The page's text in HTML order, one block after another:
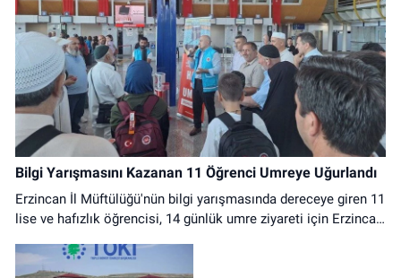
Bilgi Yarışmasını Kazanan 11 Öğrenci Umreye Uğurlandı
Erzincan İl Müftülüğü'nün bilgi yarışmasında dereceye giren 11
lise ve hafızlık öğrencisi, 14 günlük umre ziyareti için Erzincan